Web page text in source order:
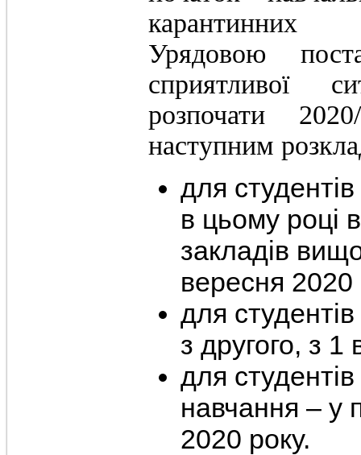
карантинних
Урядовою
сприятливої
розпочати
наступним
для
в цьому році
закладів
вересня 2020
для
з другого, з
для
навчання – у
2020 року.